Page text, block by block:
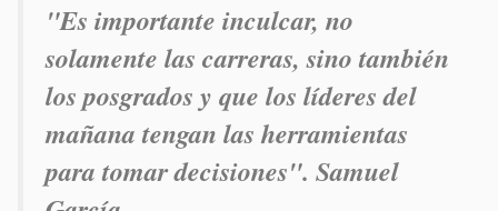
"Es importante inculcar, no
solamente las carreras, sino también
los posgrados y que los líderes del
mañana tengan las herramientas
para tomar decisiones". Samuel